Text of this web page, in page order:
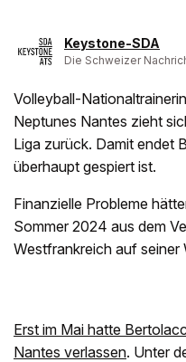
Keystone-SDA
Die Schweizer
Volleyball-
Neptunes Nantes zieht
Liga zurück. Damit endet
überhaupt gespiert ist.
Finanzielle Probleme
Sommer 2024 aus dem
Westfrankreich auf seiner
Erst im Mai hatte
Nantes verlassen. Unter